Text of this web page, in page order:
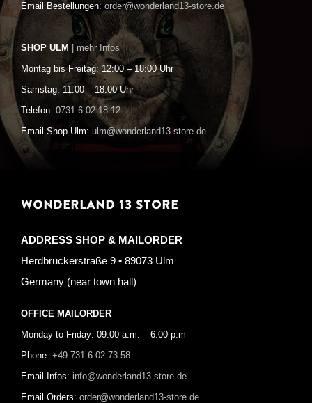
Email Bestellungen: order@wonderland13-store.de
SHOP ULM | mehr Infos
Montag bis Freitag: 12:00 – 18:00 Uhr
Samstag: 11:00 – 18:00 Uhr
Telefon: 0731-6 02 18 12
Email Shop Ulm: ulm@wonderland13-store.de
WONDERLAND 13 STORE
ADDRESS SHOP & MAILORDER
Herdbruckerstraße 9 • 89073 Ulm
Germany (near town hall)
OFFICE MAILORDER
Monday to Friday: 09:00 a.m. – 6:00 p.m
Phone: +49 731-6 02 73 58
Email Infos: info@wonderland13-store.de
Email Orders: order@wonderland13-store.de